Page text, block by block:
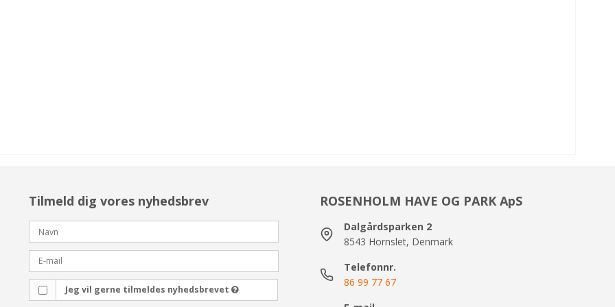
Tilmeld dig vores nyhedsbrev
Jeg vil gerne tilmeldes nyhedsbrevet
ROSENHOLM HAVE OG PARK ApS
Dalgårdsparken 2
8543 Hornslet, Denmark
Telefonnr.
86 99 77 67